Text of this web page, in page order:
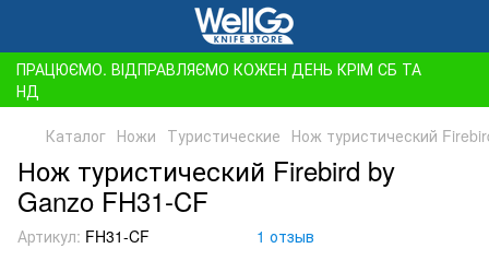
ПРАЦЮЄМО. ВІДПРАВЛЯЄМО КОЖЕН ДЕНЬ КРІМ СБ ТА
НД
Каталог Ножи Туристические Нож туристический
Нож туристический Firebird by
Ganzo FH31-CF
Артикул: FH31-CF 1 отзыв